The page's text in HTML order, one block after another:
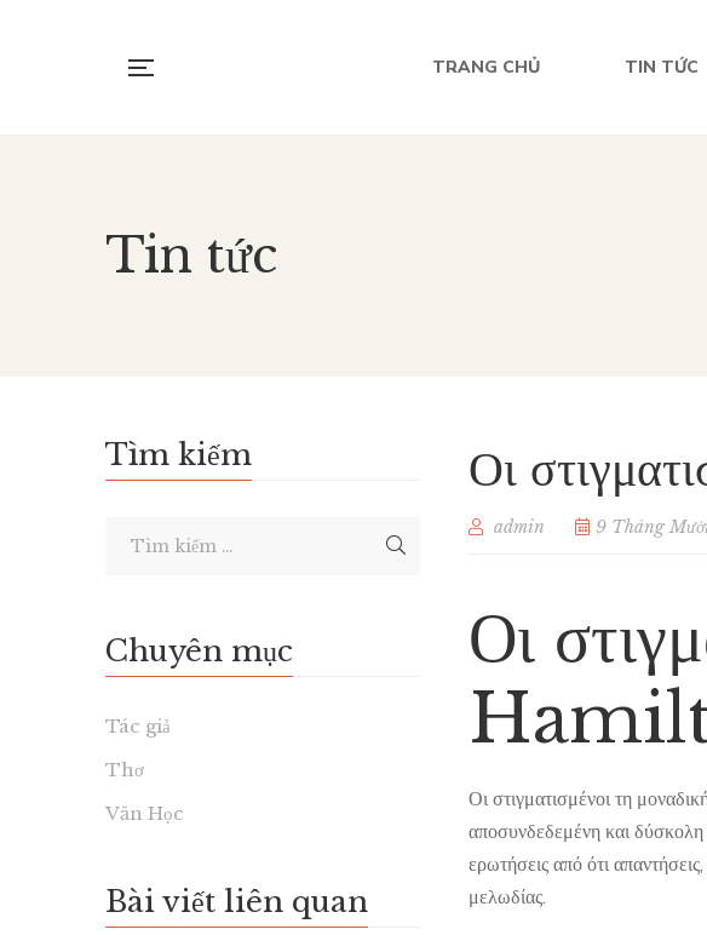
TRANG CHỦ TIN TỨC
Tin tức
Οι
admin 9 Tháng
Οι
Οι στιγματισμένοι τη
αποσυνδεδεμένη και
ερωτήσεις από ότι
μελωδίας.
Tìm kiếm
Chuyên mục
Tác giả
Thơ
Văn Học
Bài viết liên quan